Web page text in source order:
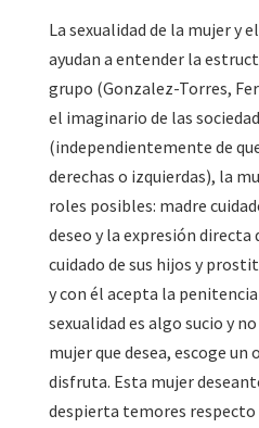
La sexualidad de la mujer y
ayudan a entender la
grupo (Gonzalez-Torres,
el imaginario de las
(independientemente de
derechas o izquierdas), la
roles posibles: madre
deseo y la expresión
cuidado de sus hijos y
y con él acepta la
sexualidad es algo sucio y
mujer que desea, escoge un
disfruta. Esta mujer
despierta temores